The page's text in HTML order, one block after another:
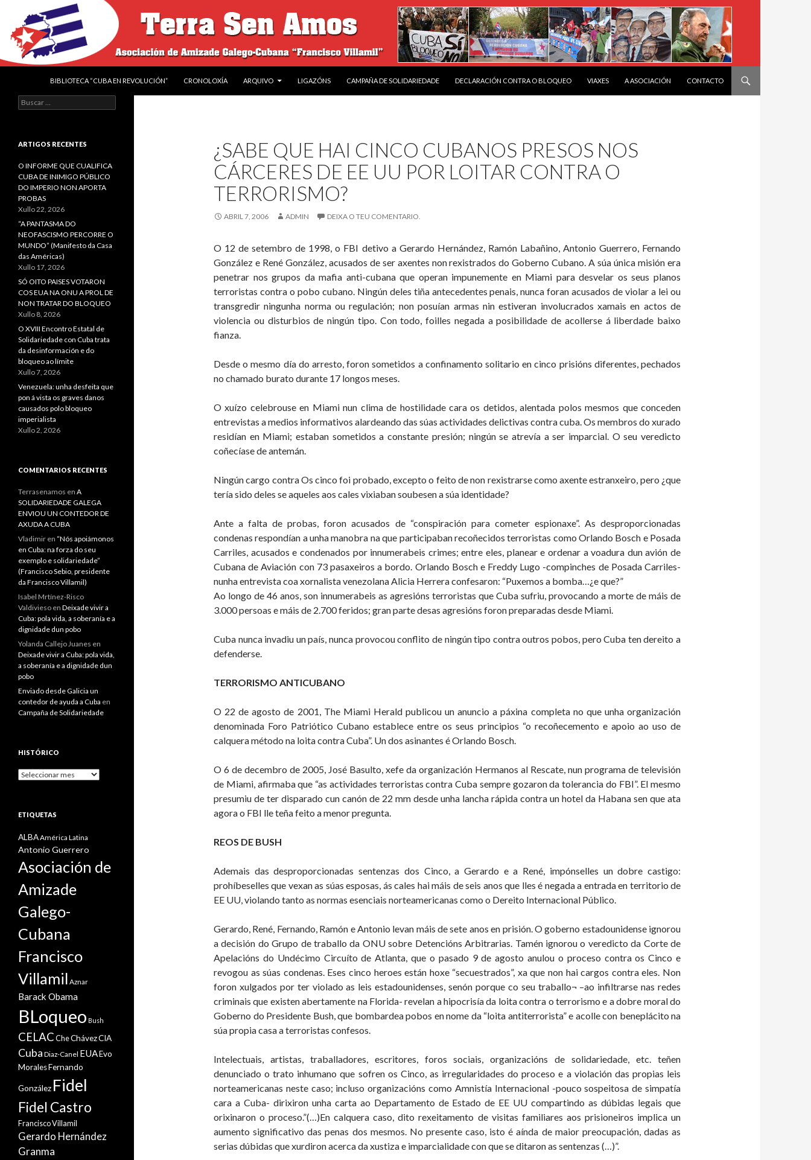
Terra sen amos
BIBLIOTECA “CUBA EN REVOLUCIÓN”
CRONOLOXÍA ARQUIVO LIGAZÓNS CAMPAÑA DE SOLIDARIEDADE DECLARACIÓN CONTRA O BLOQUEO VIAXES A ASOCIACIÓN CONTACTO
¿SABE QUE HAI CINCO CUBANOS PRESOS NOS
CÁRCERES DE EE UU POR LOITAR CONTRA O
TERRORISMO?
ABRIL 7, 2006 ADMIN DEIXA O TEU COMENTARIO.
O 12 de setembro de 1998, o FBI detivo a Gerardo Hernández, Ramón Labañino, Antonio Guerrero, Fernando
González e René González, acusados de ser axentes non rexistrados do Goberno Cubano. A súa única misión era
penetrar nos grupos da mafia anti-cubana que operan impunemente en Miami para desvelar os seus planos
terroristas contra o pobo cubano. Ningún deles tiña antecedentes penais, nunca foran acusados de violar a lei ou
transgredir ningunha norma ou regulación; non posuían armas nin estiveran involucrados xamais en actos de
violencia ou disturbios de ningún tipo. Con todo, foilles negada a posibilidade de acollerse á liberdade baixo
fianza.
Desde o mesmo día do arresto, foron sometidos a confinamento solitario en cinco prisións diferentes, pechados
no chamado burato durante 17 longos meses.
O xuízo celebrouse en Miami nun clima de hostilidade cara os detidos, alentada polos mesmos que conceden
entrevistas a medios informativos alardeando das súas actividades delictivas contra cuba. Os membros do xurado
residían en Miami; estaban sometidos a constante presión; ningún se atrevía a ser imparcial. O seu veredicto
coñecíase de antemán.
Ningún cargo contra Os cinco foi probado, excepto o feito de non rexistrarse como axente estranxeiro, pero ¿que
tería sido deles se aqueles aos cales vixiaban soubesen a súa identidade?
Ante a falta de probas, foron acusados de “conspiración para cometer espionaxe”. As desproporcionadas
condenas respondían a unha manobra na que participaban recoñecidos terroristas como Orlando Bosch e Posada
Carriles, acusados e condenados por innumerabeis crimes; entre eles, planear e ordenar a voadura dun avión de
Cubana de Aviación con 73 pasaxeiros a bordo. Orlando Bosch e Freddy Lugo -compinches de Posada Carriles-
nunha entrevista coa xornalista venezolana Alicia Herrera confesaron: “Puxemos a bomba…¿e que?”
Ao longo de 46 anos, son innumerabeis as agresións terroristas que Cuba sufriu, provocando a morte de máis de
3.000 persoas e máis de 2.700 feridos; gran parte desas agresións foron preparadas desde Miami.
Cuba nunca invadiu un país, nunca provocou conflito de ningún tipo contra outros pobos, pero Cuba ten dereito a
defenderse.
TERRORISMO ANTICUBANO
O 22 de agosto de 2001, The Miami Herald publicou un anuncio a páxina completa no que unha organización
denominada Foro Patriótico Cubano establece entre os seus principios “o recoñecemento e apoio ao uso de
calquera método na loita contra Cuba”. Un dos asinantes é Orlando Bosch.
O 6 de decembro de 2005, José Basulto, xefe da organización Hermanos al Rescate, nun programa de televisión
de Miami, afirmaba que “as actividades terroristas contra Cuba sempre gozaron da tolerancia do FBI”. El mesmo
presumiu de ter disparado cun canón de 22 mm desde unha lancha rápida contra un hotel da Habana sen que ata
agora o FBI lle teña feito a menor pregunta.
REOS DE BUSH
Ademais das desproporcionadas sentenzas dos Cinco, a Gerardo e a René, impónselles un dobre castigo:
prohíbeselles que vexan as súas esposas, ás cales hai máis de seis anos que lles é negada a entrada en territorio de
EE UU, violando tanto as normas esenciais norteamericanas como o Dereito Internacional Público.
Gerardo, René, Fernando, Ramón e Antonio levan máis de sete anos en prisión. O goberno estadounidense ignorou
a decisión do Grupo de traballo da ONU sobre Detencións Arbitrarias. Tamén ignorou o veredicto da Corte de
Apelacións do Undécimo Circuíto de Atlanta, que o pasado 9 de agosto anulou o proceso contra os Cinco e
revogou as súas condenas. Eses cinco heroes están hoxe “secuestrados”, xa que non hai cargos contra eles. Non
foron xulgados por ter violado as leis estadounidenses, senón porque co seu traballo¬ –ao infiltrarse nas redes
criminais que existen abertamente na Florida- revelan a hipocrisía da loita contra o terrorismo e a dobre moral do
Goberno do Presidente Bush, que bombardea pobos en nome da “loita antiterrorista” e acolle con beneplácito na
súa propia casa a terroristas confesos.
Intelectuais, artistas, traballadores, escritores, foros sociais, organizacións de solidariedade, etc. teñen
denunciado o trato inhumano que sofren os Cinco, as irregularidades do proceso e a violación das propias leis
norteamericanas neste caso; incluso organizacións como Amnistía Internacional -pouco sospeitosa de simpatía
cara a Cuba- dirixiron unha carta ao Departamento de Estado de EE UU compartindo as dúbidas legais que
orixinaron o proceso.”(…)En calquera caso, dito rexeitamento de visitas familiares aos prisioneiros implica un
aumento significativo das penas dos mesmos. No presente caso, isto é aínda de maior preocupación, dadas as
serias dúbidas que xurdiron acerca da xustiza e imparcialidade con que se ditaron as sentenzas (…)”.
Asociación de Amizade Galego-
Cubana “Francisco Villamil"
Buscar:
ARTIGOS RECENTES
O INFORME QUE CUALIFICA
CUBA DE INIMIGO PÚBLICO
DO IMPERIO NON APORTA
PROBAS
Xullo 22, 2026
“A PANTASMA DO
NEOFASCISMO PERCORRE O
MUNDO” (Manifesto da Casa
das Américas)
Xullo 17, 2026
SÓ OITO PAISES VOTARON
COS EUA NA ONU A PROL DE
NON TRATAR DO BLOQUEO
Xullo 8, 2026
O XVIII Encontro Estatal de
Solidariedade con Cuba trata
da desinformación e do
bloqueo ao límite
Xullo 7, 2026
Venezuela: unha desfeita que
pon á vista os graves danos
causados polo bloqueo
imperialista
Xullo 2, 2026
COMENTARIOS RECENTES
Terrasenamos en A
SOLIDARIEDADE GALEGA
ENVIOU UN CONTEDOR DE
AXUDA A CUBA
Vladimir en “Nós apoiámonos
en Cuba: na forza do seu
exemplo e solidariedade”
(Francisco Sebio, presidente
da Francisco Villamil)
Isabel Mrtínez-Risco
Valdivieso en Deixade vivir a
Cuba: pola vida, a soberanía e a
dignidade dun pobo
Yolanda Callejo Juanes en
Deixade vivir a Cuba: pola vida,
a soberanía e a dignidade dun
pobo
Enviado desde Galicia un
contedor de ayuda a Cuba en
Campaña de Solidariedade
HISTÓRICO
Histórico
ETIQUETAS
ALBAAmérica Latina
Antonio Guerrero
Asociación de
Amizade
Galego-
Cubana
Francisco
Villamil Aznar
Barack Obama
BLoqueo Bush
CELACCheChávezCIA
Cuba Diaz-Canel EUAEvo
MoralesFernando
González Fidel
Fidel Castro
Francisco Villamil
Gerardo Hernández
Granma